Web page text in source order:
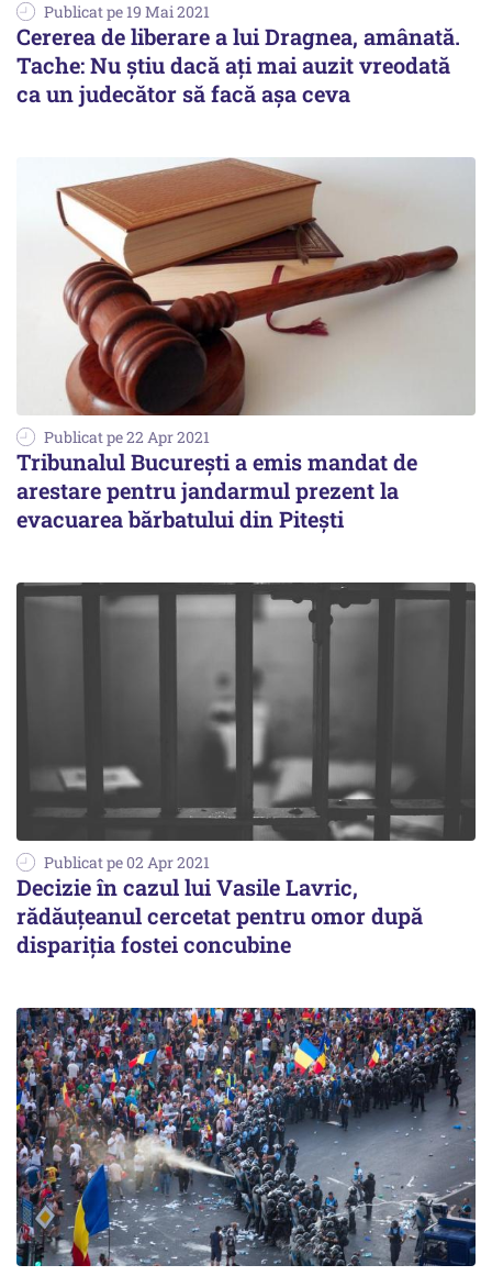
Publicat pe 19 Mai 2021
Cererea de liberare a lui Dragnea, amânată.
Tache: Nu știu dacă ați mai auzit vreodată
ca un judecător să facă așa ceva
Publicat pe 22 Apr 2021
Tribunalul București a emis mandat de
arestare pentru jandarmul prezent la
evacuarea bărbatului din Pitești
Publicat pe 02 Apr 2021
Decizie în cazul lui Vasile Lavric,
rădăuțeanul cercetat pentru omor după
dispariția fostei concubine